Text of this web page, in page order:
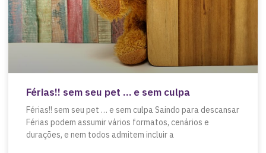
Férias!! sem seu pet … e sem culpa
Férias!! sem seu pet … e sem culpa Saindo para descansar
Férias podem assumir vários formatos, cenários e
durações, e nem todos admitem incluir a